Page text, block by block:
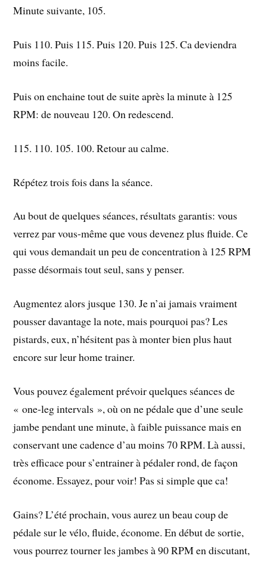
Minute suivante, 105.
Puis 110. Puis 115. Puis 120. Puis 125. Ca deviendra
moins facile.
Puis on enchaine tout de suite après la minute à 125
RPM: de nouveau 120. On redescend.
115. 110. 105. 100. Retour au calme.
Répétez trois fois dans la séance.
Au bout de quelques séances, résultats garantis: vous
verrez par vous-même que vous devenez plus fluide. Ce
qui vous demandait un peu de concentration à 125 RPM
passe désormais tout seul, sans y penser.
Augmentez alors jusque 130. Je n’ai jamais vraiment
pousser davantage la note, mais pourquoi pas? Les
pistards, eux, n’hésitent pas à monter bien plus haut
encore sur leur home trainer.
Vous pouvez également prévoir quelques séances de
« one-leg intervals », où on ne pédale que d’une seule
jambe pendant une minute, à faible puissance mais en
conservant une cadence d’au moins 70 RPM. Là aussi,
très efficace pour s’entrainer à pédaler rond, de façon
économe. Essayez, pour voir! Pas si simple que ca!
Gains? L’été prochain, vous aurez un beau coup de
pédale sur le vélo, fluide, économe. En début de sortie,
vous pourrez tourner les jambes à 90 RPM en discutant,